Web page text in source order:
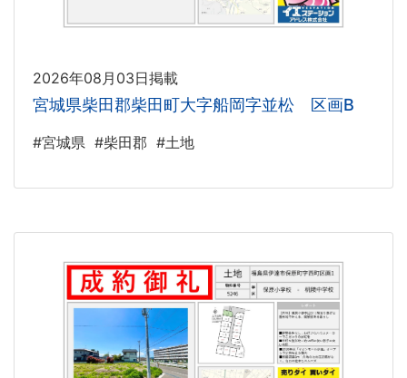
2026年08月03日掲載
宮城県柴田郡柴田町大字船岡字並松 区画B
#宮城県 #柴田郡 #土地